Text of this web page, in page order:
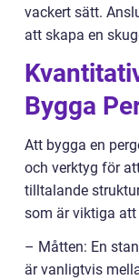
vackert sätt.
att skapa en
Bygga
Att bygga en
och verktyg för
tilltalande
som är viktiga att
– Måtten: En
är vanligtvis